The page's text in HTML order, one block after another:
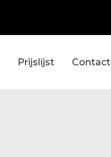
Prijslijst Contact